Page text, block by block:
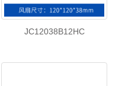
JC12038B12HC